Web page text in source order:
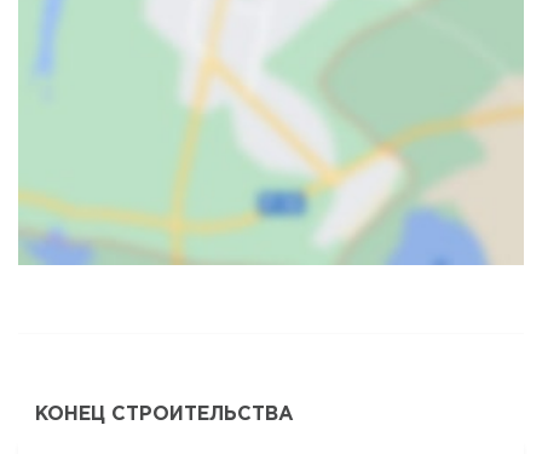
КОНЕЦ СТРОИТЕЛЬСТВА